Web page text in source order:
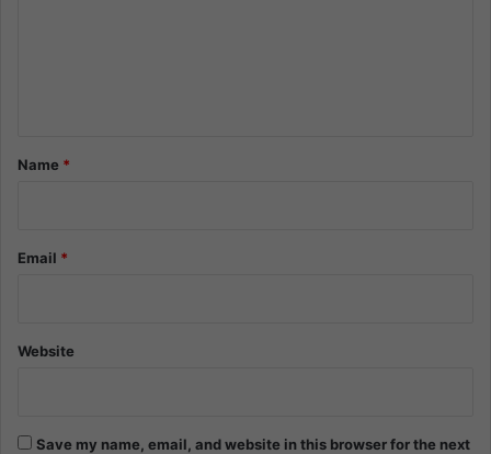
*Name *
Email *
Website
Save my name, email, and website in this browser for the next